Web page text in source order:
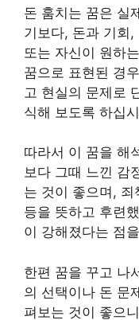
돈 훔치는 꿈은 실
기보다, 돈과 기회
또는 자신이 원하
꿈으로 표현된 경
고 현실의 문제로
식해 보도록 하십
따라서 이 꿈을 해
보다 그때 느낀 감
는 것이 좋으며,
등을 뜻하고 후련
이 강해졌다는 점
한편 꿈을 꾸고 나
의 선택이나 돈 문
펴보는 것이 좋으